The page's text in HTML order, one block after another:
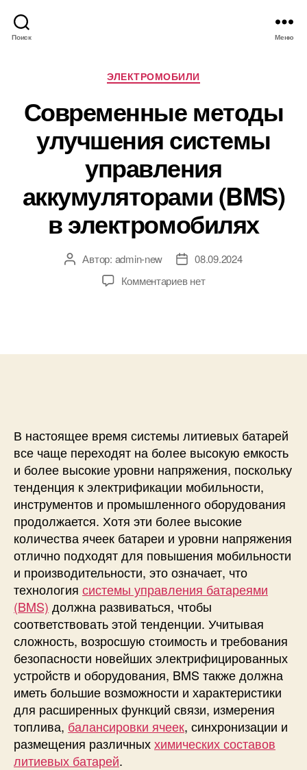
Поиск Меню
Р
у
б
р
и
к
и
ЭЛЕКТРОМОБИЛИ
Современные методы
улучшения системы
управления
аккумуляторами (BMS)
в электромобилях
А Автор: admin-new
Д
т
08.09.2024
Комментариевк
с
р
е
м
е
н
н
ы
е
м
т
о
д
ы
у
л
у
ш
е
н
и
нет
В настоящее время системы литиевых батарей
все чаще переходят на более высокую емкость
и более высокие уровни напряжения, поскольку
тенденция к электрификации мобильности,
инструментов и промышленного оборудования
продолжается. Хотя эти более высокие
количества ячеек батареи и уровни напряжения
отлично подходят для повышения мобильности
и производительности, это означает, что
технология системы управления батареями
(BMS) должна развиваться, чтобы
соответствовать этой тенденции. Учитывая
сложность, возросшую стоимость и требования
безопасности новейших электрифицированных
устройств и оборудования, BMS также должна
иметь большие возможности и характеристики
для расширенных функций связи, измерения
топлива, балансировки ячеек, синхронизации и
размещения различныххимических составов
литиевых батарей.